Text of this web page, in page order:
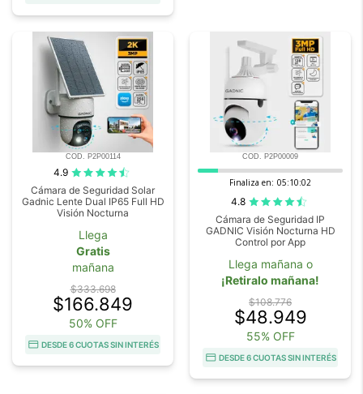
COD. P2P00114
4.9
Cámara de Seguridad Solar
Gadnic Lente Dual IP65 Full HD
Visión Nocturna
Llega
Gratis
mañana
$333.698
$166.849
50% OFF
DESDE 6 CUOTAS SIN INTERÉS
COD. P2P00009
Finaliza en: 05:10:00
4.8
Cámara de Seguridad IP
GADNIC Visión Nocturna HD
Control por App
Llega mañana o
¡Retiralo mañana!
$108.776
$48.949
55% OFF
DESDE 6 CUOTAS SIN INTERÉS